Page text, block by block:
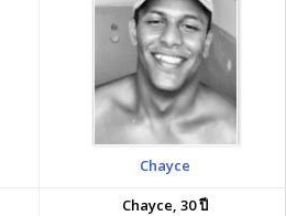
Chayce
Chayce, 30 ปี